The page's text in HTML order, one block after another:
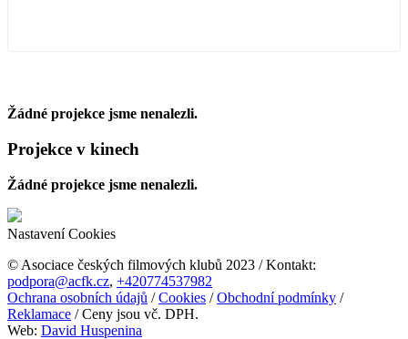
Žádné projekce jsme nenalezli.
Projekce v kinech
Žádné projekce jsme nenalezli.
Nastavení Cookies
© Asociace českých filmových klubů 2023 / Kontakt:
podpora@acfk.cz, +420774537982
Ochrana osobních údajů /Cookies /Obchodní podmínky /
Reklamace / Ceny jsou vč. DPH.
Web: David Huspenina